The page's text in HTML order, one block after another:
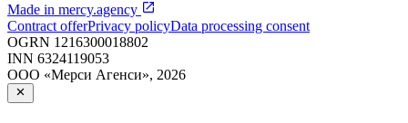
Made in mercy.agency
Contract offerPrivacy policyData processing consent
OGRN 1216300018802
INN 6324119053
ООО «Мерси Агенси», 2026